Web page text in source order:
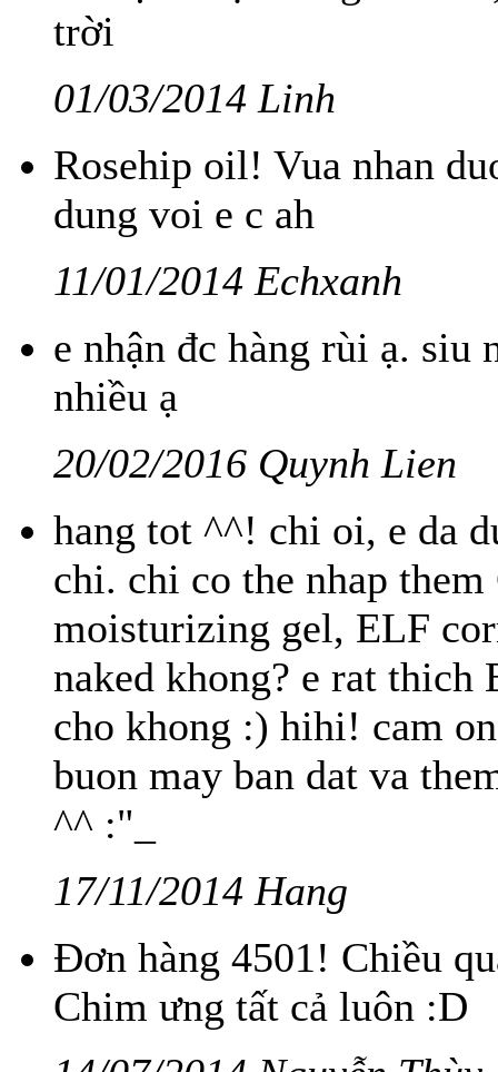
trời
01/03/2014 Linh
Rosehip oil! Vua nhan
dung voi e c ah
11/01/2014 Echxanh
e nhận đc hàng rùi ạ. siu
nhiều ạ
20/02/2016 Quynh Lien
hang tot ^^! chi oi, e da
chi. chi co the nhap
moisturizing gel, ELF
naked khong? e rat thich
cho khong :) hihi! cam
buon may ban dat va
^^ :"_
17/11/2014 Hang
Đơn hàng 4501! Chiều
Chim ưng tất cả luôn :D